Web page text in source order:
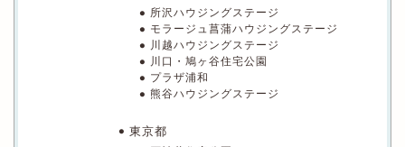
所沢ハウジングステージ
モラージュ菖蒲ハウジングステージ
川越ハウジングステージ
川口・鳩ヶ谷住宅公園
プラザ浦和
熊谷ハウジングステージ
東京都